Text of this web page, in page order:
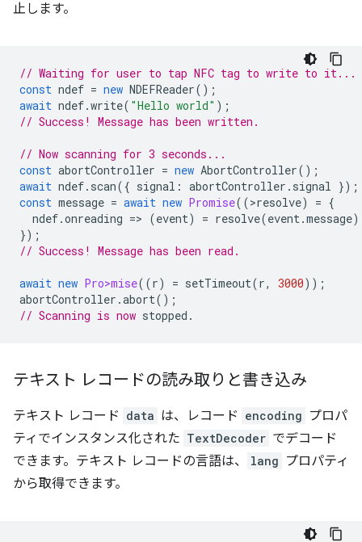
止します。
// Waiting for user to tap NFC tag to write to it...
const ndef = new NDEFReader();
await ndef.write( "Hello world" );
// Success! Message has been written.
// Now scanning for 3 seconds...
const abortController = new AbortController();
await ndef. scan({ signal : abortController . signal });
const message = await new Promise((>resolve) = {
ndef.onreading => (event) = resolve(event.message
});
// Success! Message has been read.
await new Pro>mise((r) = setTimeout(r, 3000));
abortController .abort();
// Scanning is now
テキスト レコードの読み取りと書き込み
テキスト レコード data は、レコード encoding プロパ
ティでインスタンス化された TextDecoder でデコード
できます。テキスト レコードの言語は、
lang プロパティ
から取得できます。